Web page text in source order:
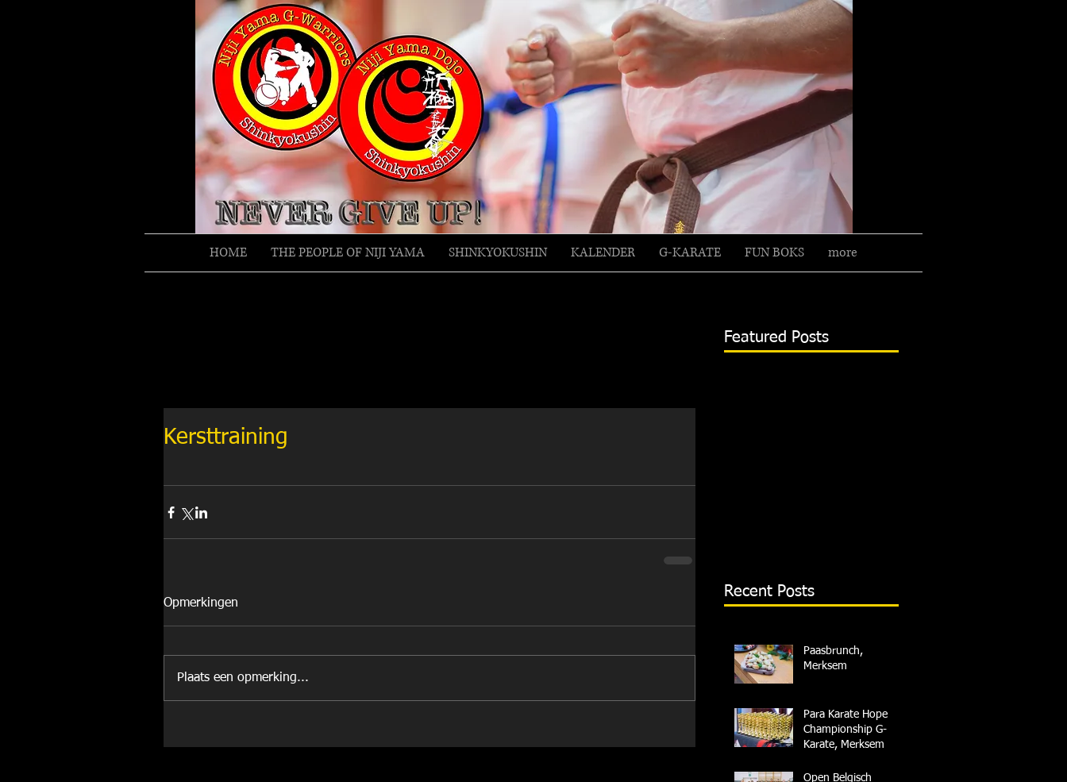
HOME THE PEOPLE OF NIJI YAMA SHINKYOKUSHIN KALENDER G-KARATE FUN BOKS more
Featured Posts
Kersttraining
Opmerkingen
Plaats een opmerking...
Recent Posts
Paasbrunch,
Merksem
Para Karate Hope
Championship G-
Karate, Merksem
Open Belgisch